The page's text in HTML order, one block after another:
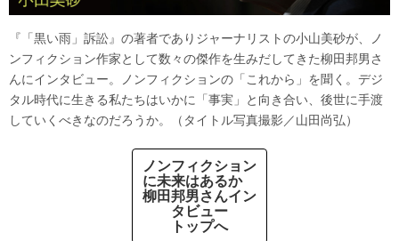
『「黒い雨」訴訟』の著者でありジャーナリストの小山美砂が、ノ
ンフィクション作家として数々の傑作を生みだしてきた柳田邦男さ
んにインタビュー。ノンフィクションの「これから」を聞く。デジ
タル時代に生きる私たちはいかに「事実」と向き合い、後世に手渡
していくべきなのだろうか。（タイトル写真撮影／山田尚弘）
ノンフィクション
に未来はあるか
柳田邦男さんイン
タビュー
トップへ